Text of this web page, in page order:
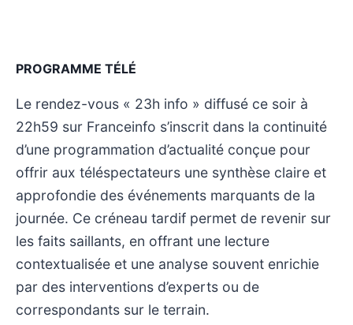
PROGRAMME TÉLÉ
Le rendez-vous « 23h info » diffusé ce soir à
22h59 sur Franceinfo s’inscrit dans la continuité
d’une programmation d’actualité conçue pour
offrir aux téléspectateurs une synthèse claire et
approfondie des événements marquants de la
journée. Ce créneau tardif permet de revenir sur
les faits saillants, en offrant une lecture
contextualisée et une analyse souvent enrichie
par des interventions d’experts ou de
correspondants sur le terrain.